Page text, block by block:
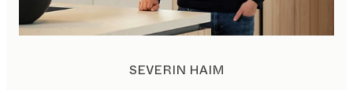
SEVERIN HAIM